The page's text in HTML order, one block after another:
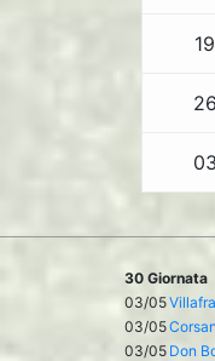
30 Giornata
03/05
03/05
03/05 Don